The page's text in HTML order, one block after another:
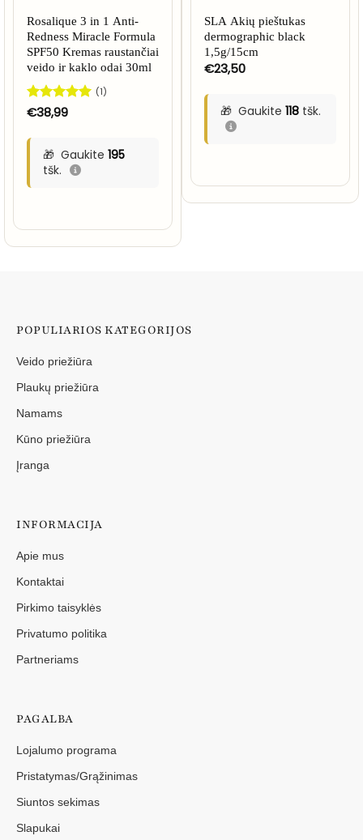
Rosalique 3 in 1 Anti-
Redness Miracle Formula
SPF50 Kremas raustančiai
veido ir kaklo odai 30ml
Įvertinimas:
(1)
€38,99
Gaukite 195
tšk.
SLA Akių pieštukas
dermographic black
1,5g/15cm
€23,50
Gaukite 118tšk.
POPULIARIOS KATEGORIJOS
Veido priežiūra
Plaukų priežiūra
Namams
Kūno priežiūra
Įranga
INFORMACIJA
Apie mus
Kontaktai
Pirkimo taisyklės
Privatumo politika
Partneriams
PAGALBA
Lojalumo programa
Pristatymas/Grąžinimas
Siuntos sekimas
Slapukai